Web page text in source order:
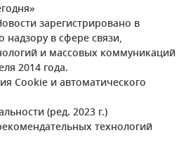
зарегистрировано в
в сфере связи,
и массовых коммуникаций
2014 года.
Cookie и автоматического
(ред. 2023 г.)
технологий